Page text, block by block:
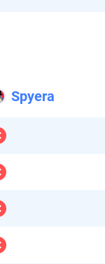
Spyera